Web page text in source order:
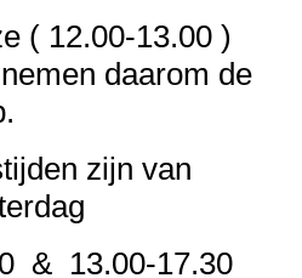
( 12.00-13.00 )
daarom de
zijn van
& 13.00-17.30